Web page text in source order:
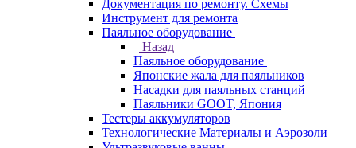
Документация по ремонту. Схемы
Инструмент для ремонта
Паяльное оборудование
Назад
Паяльное оборудование
Японские жала для паяльников
Насадки для паяльных станций
Паяльники GOOT, Япония
Тестеры аккумуляторов
Технологические Материалы и Аэрозоли